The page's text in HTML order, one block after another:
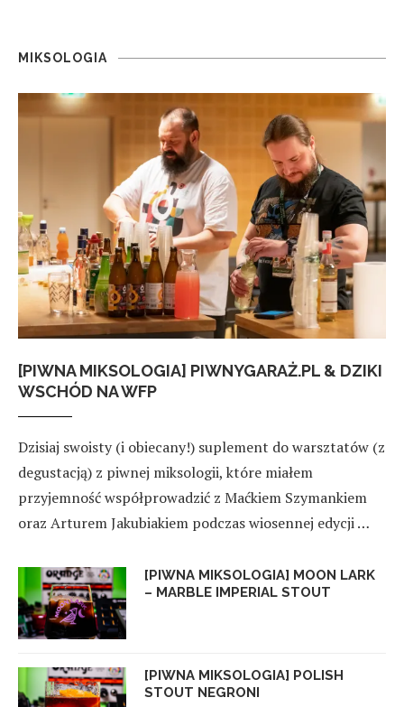
MIKSOLOGIA
[PIWNA MIKSOLOGIA] PIWNYGARAŻ.PL & DZIKI
WSCHÓD NA WFP
Dzisiaj swoisty (i obiecany!) suplement do warsztatów (z
degustacją) z piwnej miksologii, które miałem
przyjemność współprowadzić z Maćkiem Szymankiem
oraz Arturem Jakubiakiem podczas wiosennej edycji …
[PIWNA MIKSOLOGIA] MOON LARK
– MARBLE IMPERIAL STOUT
[PIWNA MIKSOLOGIA] POLISH
STOUT NEGRONI